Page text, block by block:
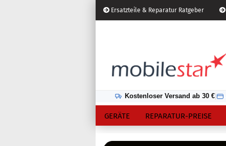
Ersatzteile & Reparatur Ratgeber
Kostenloser Versand ab 30 €
GERÄTE REPARATUR-PREISE